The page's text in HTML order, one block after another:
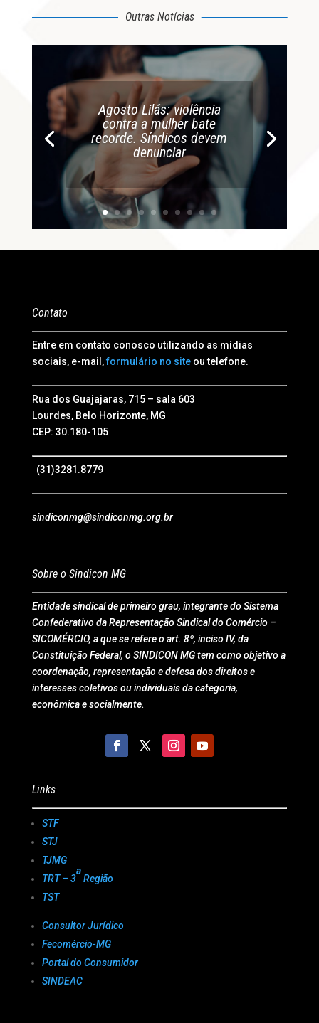
Outras Notícias
Agosto Lilás: violência
contra a mulher bate
recorde. Síndicos devem
denunciar
Contato
Entre em contato conosco utilizando as mídias
sociais, e-mail,formulário no siteou telefone.
Rua dos Guajajaras, 715 – sala 603
Lourdes, Belo Horizonte, MG
CEP: 30.180-105
(31)3281.8779
sindiconmg@sindiconmg.org.br
Sobre o Sindicon MG
Entidade sindical de primeiro grau, integrante do Sistema
Confederativo da Representação Sindical do Comércio –
SICOMÉRCIO, a que se refere o art. 8º, inciso IV, da
Constituição Federal, o SINDICON MG tem como objetivo a
coordenação, representação e defesa dos direitos e
interesses coletivos ou individuais da categoria,
econômica e socialmente.
Links
STF
STJ
TJMG
TRT – 3
a
Região
TST
Consultor Jurídico
Fecomércio-MG
Portal do Consumidor
SINDEAC